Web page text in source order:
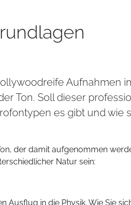
Aufnahmen
Ton. Soll dieser
es gibt und wie
der damit aufgenommen
Natur sein:
Ausflug in die Physik. Wie Sie